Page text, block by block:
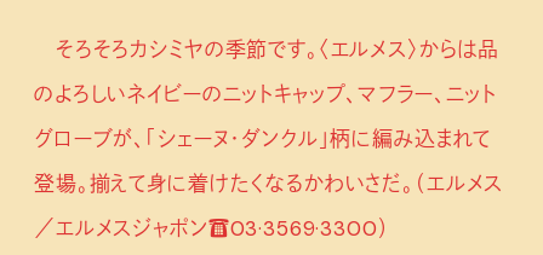
そろそろカシミヤの季節です。〈エルメス〉からは品
のよろしいネイビーのニットキャップ、マフラー、ニット
グローブが、「シェーヌ・ダンクル」柄に編み込まれて
登場。揃えて身に着けたくなるかわいさだ。（エルメス
／エルメスジャポン☎03·3569·3300）